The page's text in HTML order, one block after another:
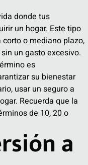
donde tus
un hogar. Este tipo
o mediano plazo,
un gasto excesivo.
es
su bienestar
usar un seguro a
Recuerda que la
de 10, 20 o
a